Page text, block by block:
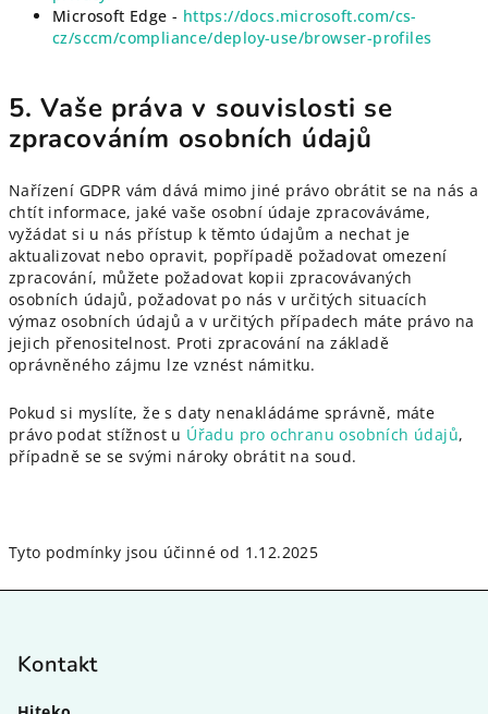
Microsoft Edge - https://docs.microsoft.com/cs-
cz/sccm/compliance/deploy-use/browser-profiles
5. Vaše práva v souvislosti se
zpracováním osobních údajů
Nařízení GDPR vám dává mimo jiné právo obrátit se na nás a
chtít informace, jaké vaše osobní údaje zpracováváme,
vyžádat si u nás přístup k těmto údajům a nechat je
aktualizovat nebo opravit, popřípadě požadovat omezení
zpracování, můžete požadovat kopii zpracovávaných
osobních údajů, požadovat po nás v určitých situacích
výmaz osobních údajů a v určitých případech máte právo na
jejich přenositelnost. Proti zpracování na základě
oprávněného zájmu lze vznést námitku.
Pokud si myslíte, že s daty nenakládáme správně, máte
právo podat stížnost u Úřadu pro ochranu osobních údajů,
případně se se svými nároky obrátit na soud.
Tyto podmínky jsou účinné od 1.12.2025
Kontakt